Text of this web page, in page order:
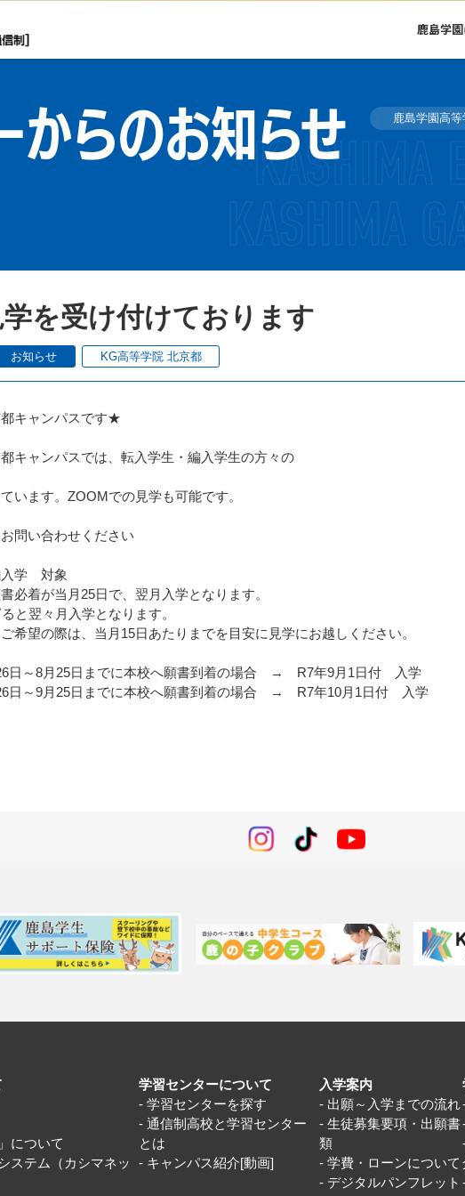
鹿島学
からのお知らせ 鹿島学園高等
学を受け付けております
お知らせ KG高等学院 北京都
キャンパスです★
キャンパスでは、転入学生・編入学生の方々の
います。ZOOMでの見学も可能です。
問い合わせください
学 対象
が当月25日で、翌月入学となります。
翌々月入学となります。
の際は、当月15日あたりまでを目安に見学にお越しください。
8月25日までに本校へ願書到着の場合 → R7年9月1日付 入学
25日までに本校へ願書到着の場合 → R7年10月1日付 入学
について
ステム（カシマネッ
学習センターについて
学習センターを探す
通信制高校と学習センター
とは
キャンパス紹介[動画]
入学案内
出願～入学までの流れ
生徒募集要項・出願書
類
学費・ローンについて
デジタルパンフレット